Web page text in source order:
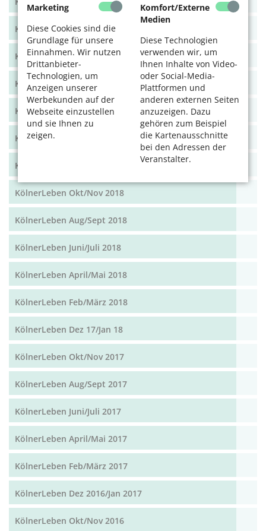
Marketing
Diese Cookies sind die
Grundlage für unsere
Einnahmen. Wir nutzen
Drittanbieter-
Technologien, um
Anzeigen unserer
Werbekunden auf der
Webseite einzustellen
und sie Ihnen zu
zeigen.
Komfort/Externe
Medien
Diese Technologien
verwenden wir, um
Ihnen Inhalte von Video-
oder Social-Media-
Plattformen und
anderen externen Seiten
anzuzeigen. Dazu
gehören zum Beispiel
die Kartenausschnitte
bei den Adressen der
Veranstalter.
KölnerLeben Okt/Nov 19
KölnerLeben Aug/Sept 2019
KölnerLeben Juni/Juli 2019
KölnerLeben April/Mai 2019
KölnerLeben Feb/März 2019
KölnerLeben Dez 18/Jan 19
KölnerLeben Okt/Nov 2018
KölnerLeben Aug/Sept 2018
KölnerLeben Juni/Juli 2018
KölnerLeben April/Mai 2018
KölnerLeben Feb/März 2018
KölnerLeben Dez 17/Jan 18
KölnerLeben Okt/Nov 2017
KölnerLeben Aug/Sept 2017
KölnerLeben Juni/Juli 2017
KölnerLeben April/Mai 2017
KölnerLeben Feb/März 2017
KölnerLeben Dez 2016/Jan 2017
KölnerLeben Okt/Nov 2016